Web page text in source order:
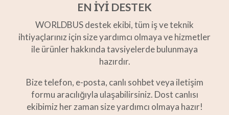
EN İYİ DESTEK
WORLDBUS destek ekibi, tüm iş ve teknik
ihtiyaçlarınız için size yardımcı olmaya ve hizmetler
ile ürünler hakkında tavsiyelerde bulunmaya
hazırdır.
Bize telefon, e-posta, canlı sohbet veya iletişim
formu aracılığıyla ulaşabilirsiniz. Dost canlısı
ekibimiz her zaman size yardımcı olmaya hazır!